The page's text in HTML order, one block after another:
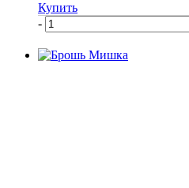
Купить
-